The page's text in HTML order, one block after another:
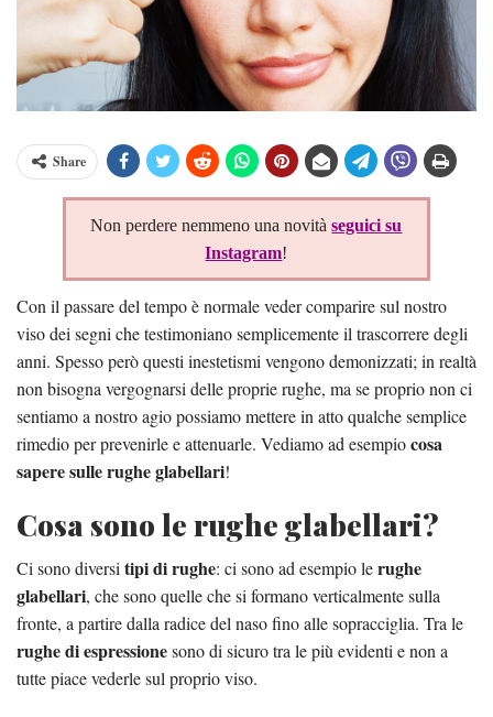
Share
Non perdere nemmeno una novitàseguici su
Instagram!
Con il passare del tempo è normale veder comparire sul nostro
viso dei segni che testimoniano semplicemente il trascorrere degli
anni. Spesso però questi inestetismi vengono demonizzati; in realtà
non bisogna vergognarsi delle proprie rughe, ma se proprio non ci
sentiamo a nostro agio possiamo mettere in atto qualche semplice
rimedio per prevenirle e attenuarle. Vediamo ad esempiocosa
sapere sulle rughe glabellari!
Cosa sono le rughe glabellari?
Ci sono diversi tipi di rughe: ci sono ad esempio lerughe
glabellari, che sono quelle che si formano verticalmente sulla
fronte, a partire dalla radice del naso fino alle sopracciglia. Tra le
rughe di espressionesono di sicuro tra le più evidenti e non a
tutte piace vederle sul proprio viso.